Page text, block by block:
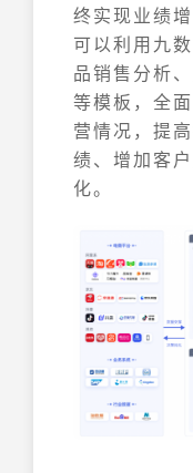
终实现业绩
可以利用九
品销售分析
等模板，全
营情况，提
绩、增加客
化。